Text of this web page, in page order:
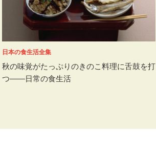
日本の食生活全集
秋の味覚がたっぷりのきのこ料理に舌鼓を打
つ――日常の食生活